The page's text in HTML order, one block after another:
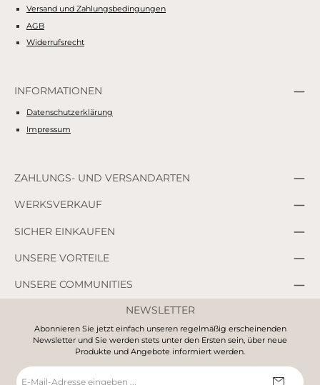
Versand und Zahlungsbedingungen
AGB
Widerrufsrecht
INFORMATIONEN
Datenschutzerklärung
Impressum
ZAHLUNGS- UND VERSANDARTEN
WERKSVERKAUF
SICHER EINKAUFEN
UNSERE COMMUNITIES
UNSERE VORTEILE
NEWSLETTER
Abonnieren Sie jetzt einfach unseren regelmäßig erscheinenden
Newsletter und Sie werden stets unter den Ersten sein, über neue
Produkte und Angebote informiert werden.
E-